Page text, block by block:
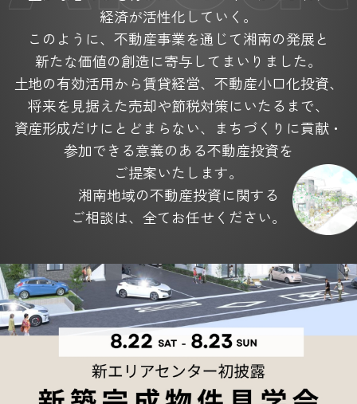
経済が活性化していく。
このように、不動産事業を通じて湘南の発展と
新たな価値の創造に寄与してまいりました。
土地の有効活用から賃貸経営、不動産小口化投資、
将来を見据えた売却や節税対策にいたるまで、
資産形成だけにとどまらない、
まちづくりに貢献・
参加できる意義のある不動産投資を
ご提案いたします。
湘南地域の不動産投資に関する
ご相談は、全てお任せください。
4つの充実サービス
Service